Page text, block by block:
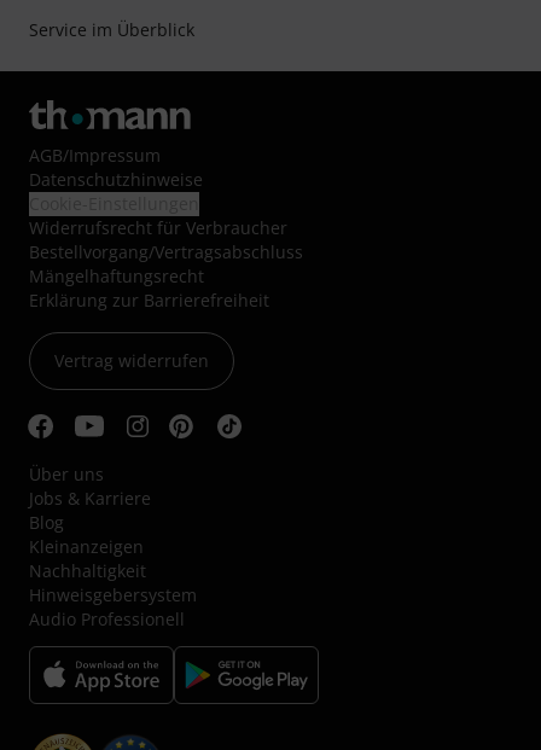
Service im Überblick
AGB/Impressum
Datenschutzhinweise
Widerrufsrecht für Verbraucher
Bestellvorgang/Vertragsabschluss
Mängelhaftungsrecht
Erklärung zur Barrierefreiheit
Vertrag widerrufen
Über uns
Jobs & Karriere
Blog
Kleinanzeigen
Nachhaltigkeit
Hinweisgebersystem
Audio Professionell